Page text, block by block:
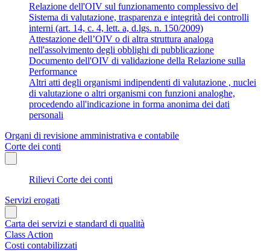
Relazione dell'OIV sul funzionamento complessivo del
Sistema di valutazione, trasparenza e integrità dei controlli
interni (art. 14, c. 4, lett. a, d.lgs. n. 150/2009)
Attestazione dell’OIV o di altra struttura analoga
nell'assolvimento degli obblighi di pubblicazione
Documento dell'OIV di validazione della Relazione sulla
Performance
Altri atti degli organismi indipendenti di valutazione , nuclei
di valutazione o altri organismi con funzioni analoghe,
procedendo all'indicazione in forma anonima dei dati
personali
Organi di revisione amministrativa e contabile
Corte dei conti
Rilievi Corte dei conti
Servizi erogati
Carta dei servizi e standard di qualità
Class Action
Costi contabilizzati